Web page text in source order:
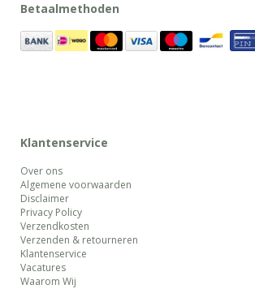
Betaalmethoden
Klantenservice
Over ons
Algemene voorwaarden
Disclaimer
Privacy Policy
Verzendkosten
Verzenden & retourneren
Klantenservice
Vacatures
Waarom Wij